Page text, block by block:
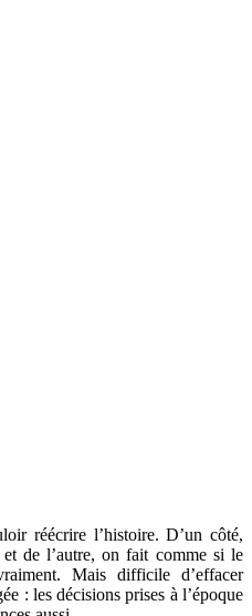
réécrire l’histoire. D’un côté,
de l’autre, on fait comme si le
Mais difficile d’effacer
: les décisions prises à l’époque